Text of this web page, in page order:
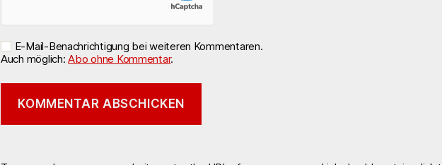
E-Mail-Benachrichtigung bei weiteren Kommentaren.
Auch möglich:Abo ohne Kommentar.